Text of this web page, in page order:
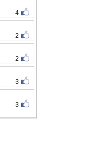
4
2
2
3
3